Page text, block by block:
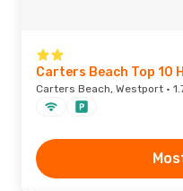
Carters Beach Top 10
Carters Beach, Westport ·